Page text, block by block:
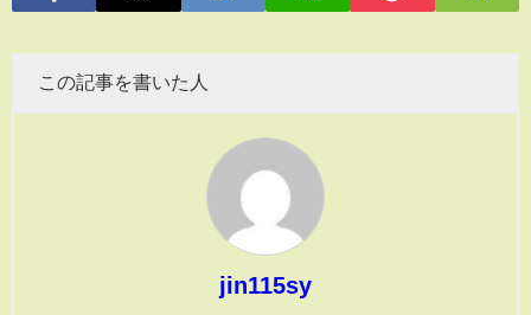
この記事を書いた人
jin115sy